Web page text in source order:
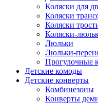
Коляски для
Коляски
Коляски
Коляски-
Люльки
Люльки-
Прогулочные
Детские комоды
Детские конверты
Комбинезоны
Конверты